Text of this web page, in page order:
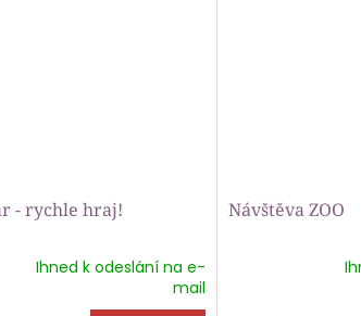
- rychle hraj!
Ihned k odeslání na e-
mail
Návštěva ZOO